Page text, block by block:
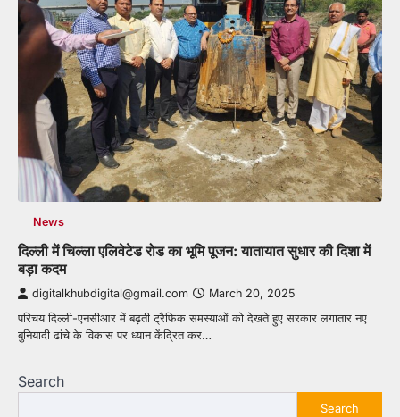
News
दिल्ली में चिल्ला एलिवेटेड रोड का भूमि पूजन: यातायात सुधार की दिशा में
बड़ा कदम
digitalkhubdigital@gmail.com March 20, 2025
परिचय दिल्ली-एनसीआर में बढ़ती ट्रैफिक समस्याओं को देखते हुए सरकार लगातार नए
बुनियादी ढांचे के विकास पर ध्यान केंद्रित कर…
Search
Search